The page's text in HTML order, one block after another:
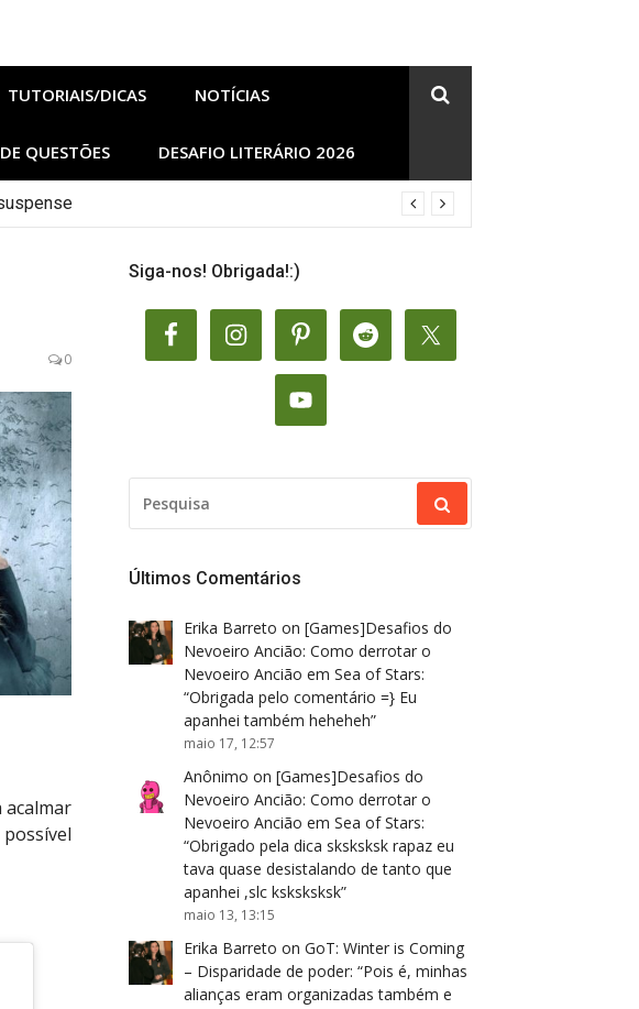
TUTORIAIS/DICAS NOTÍCIAS
QUESTÕES DESAFIO LITERÁRIO 2026
0
acalmar
Siga-nos! Obrigada!:)
POR:
Últimos Comentários
Erika Barreto on [Games]Desafios do
Nevoeiro Ancião: Como derrotar o
Nevoeiro Ancião em Sea of Stars:
“Obrigada pelo comentário =} Eu
apanhei também heheheh”
maio 17, 12:57
Anônimo on [Games]Desafios do
Nevoeiro Ancião: Como derrotar o
Nevoeiro Ancião em Sea of Stars:
“Obrigado pela dica sksksksk rapaz eu
tava quase desistalando de tanto que
apanhei ,slc ksksksksk”
maio 13, 13:15
Erika Barreto on GoT: Winter is Coming
– Disparidade de poder: “Pois é, minhas
alianças eram organizadas também e